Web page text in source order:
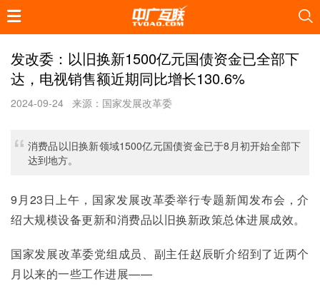
发改委：以旧换新1500亿元国债资金已全部下
达，电视销售额近期同比增长130.6%
2024-09-24 来源：国家发展改革委
消费品以旧换新领域1500亿元国债资金已于8月初开始全部下
达到地方。
9月23日上午，国家发展改革委举行专题新闻发布会，介
绍大规模设备更新和消费品以旧换新政策总体进展成效。
国家发展改革委党组成员、副主任赵辰昕介绍到了近两个
月以来的一些工作进展——